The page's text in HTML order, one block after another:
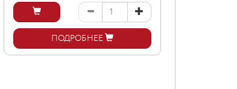
ПОДРОБНЕЕ